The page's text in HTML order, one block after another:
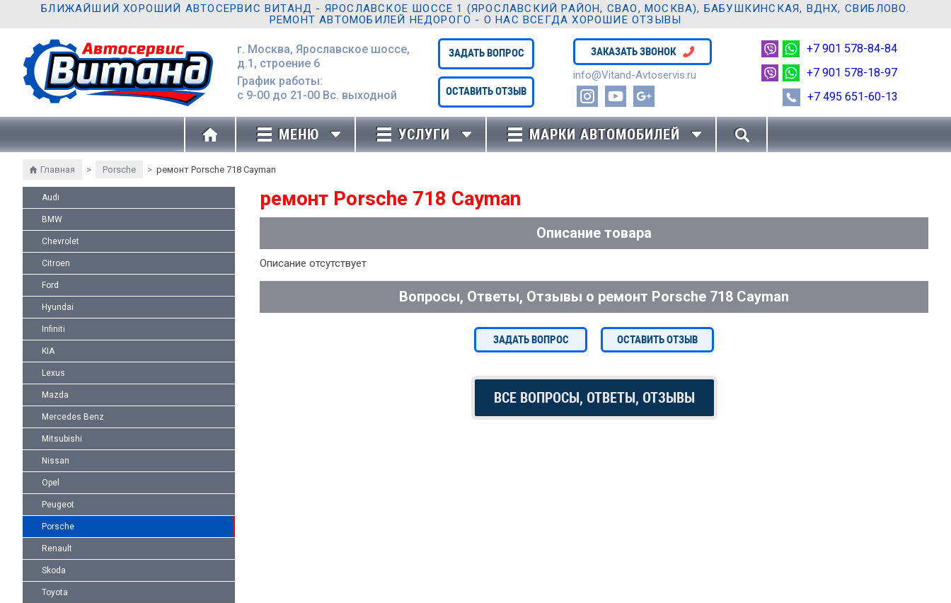
БЛИЖАЙШИЙ ХОРОШИЙ АВТОСЕРВИС ВИТАНД - ЯРОСЛАВСКОЕ ШОССЕ 1 (ЯРОСЛАВСКИЙ РАЙОН, СВАО, МОСКВА), БАБУШКИНСКАЯ, ВДНХ, СВИБЛОВО.
РЕМОНТ АВТОМОБИЛЕЙ НЕДОРОГО - О НАС ВСЕГДА ХОРОШИЕ ОТЗЫВЫ
г. Москва, Ярославское шоссе,
д.1, строение 6
График работы:
с 9-00 до 21-00 Вc. выходной
ЗАДАТЬ ВОПРОС
ОСТАВИТЬ ОТЗЫВ
ЗАКАЗАТЬ ЗВОНОК
info@Vitand-Avtoservis.ru
+7 901 578-84-84
+7 901 578-18-97
+7 495 651-60-13
МЕНЮ УСЛУГИ МАРКИ АВТОМОБИЛЕЙ
Главная > Porsche > ремонт Porsche 718 Cayman
Audi
BMW
Chevrolet
Citroen
Ford
Hyundai
Infiniti
KIA
Lexus
Mazda
Mercedes Benz
Mitsubishi
Nissan
Opel
Peugeot
Porsche
Renault
Skoda
Toyota
ремонт Porsche 718 Cayman
Описание товара
Описание отсутствует
Вопросы, Ответы, Отзывы о ремонт Porsche 718 Cayman
ЗАДАТЬ ВОПРОС ОСТАВИТЬ ОТЗЫВ
ВСЕ ВОПРОСЫ, ОТВЕТЫ, ОТЗЫВЫ